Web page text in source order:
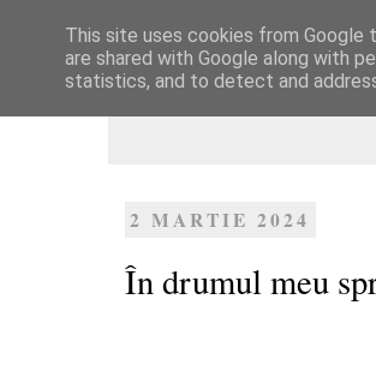
Dulcegarii
2 MARTIE 2024
În drumul meu
This site uses cookies from Google
are shared with Google along with
statistics, and to detect and